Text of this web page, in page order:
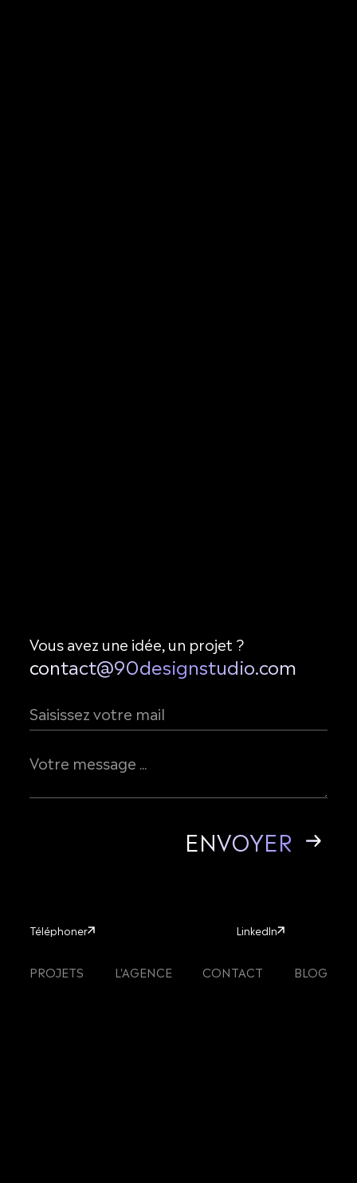
Vous avez une idée, un projet ?
contact@90designstudio.com
Téléphoner
LinkedIn
PROJETS L'AGENCE CONTACT BLOG